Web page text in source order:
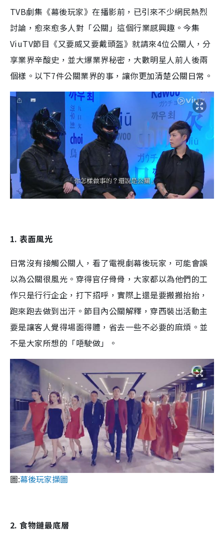
TVB劇集《幕後玩家》在播影前，已引來不少網民熱烈
討論，愈來愈多人對「公關」這個行業感興趣。今集
ViuTV節目《又要威又要戴頭盔》就請來4位公關人，分
享業界辛酸史，並大爆業界秘密，大數明星人前人後兩
個樣。以下7件公關業界的事，讓你更加清楚公關日常。
1. 表面風光
日常沒有接觸公關人，看了電視劇幕後玩家，可能會誤
以為公關很風光。穿得官仔骨骨，大家都以為他們的工
作只是行行企企，打下招呼，實際上還是要搬搬抬抬，
跑來跑去做到出汗。節目內公關解釋，穿西裝出活動主
要是讓客人覺得場面得體，省去一些不必要的麻煩。並
不是大家所想的「唔駛做」。
圖:幕後玩家擷圖
2. 食物鏈最底層